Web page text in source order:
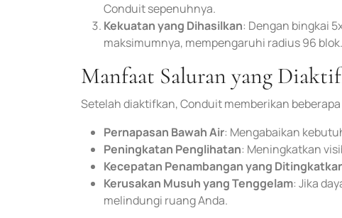
Conduit sepenuhnya.
Kekuatan yang Dihasilkan: Dengan bingkai
maksimumnya, mempengaruhi radius 96 blok.
Manfaat Saluran yang
Setelah diaktifkan, Conduit memberikan
Pernapasan Bawah Air: Mengabaikan
Peningkatan Penglihatan: Meningkatkan
Kecepatan Penambangan yang
Kerusakan Musuh yang Tenggelam: Jika
melindungi ruang Anda.